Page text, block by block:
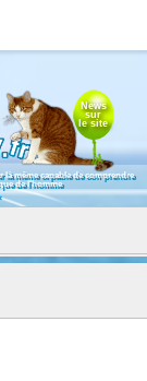
News
sur
le site
même capable de comprendre
de l'homme